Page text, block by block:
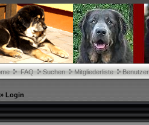
FAQ Suchen Mitgliederliste
» Login